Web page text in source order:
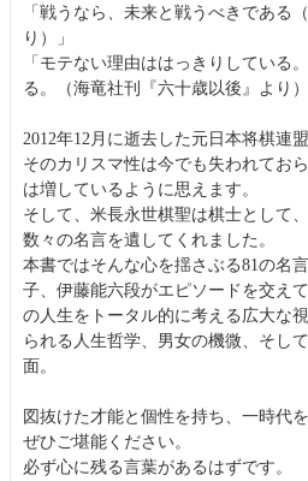
「戦うなら、未来と戦うべきである
り）」
「モテない理由ははっきりしている
る。（海竜社刊『六十歳以後』より）
2012年12月に逝去した元日本将棋連
そのカリスマ性は今でも失われてお
は増しているように思えます。
そして、米長永世棋聖は棋士として
数々の名言を遺してくれました。
本書ではそんな心を揺さぶる81の名
子、伊藤能六段がエピソードを交え
の人生をトータル的に考える広大な
られる人生哲学、男女の機微、そし
面。
図抜けた才能と個性を持ち、一時代
ぜひご堪能ください。
必ず心に残る言葉があるはずです。